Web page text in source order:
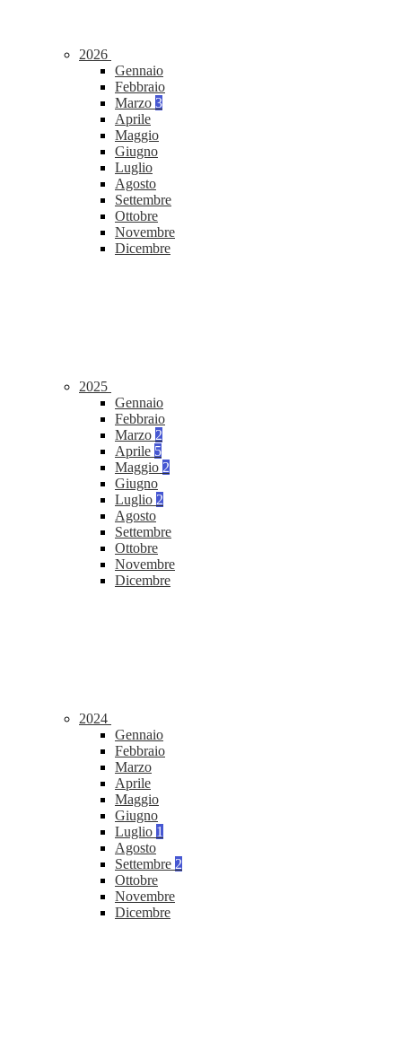
2026
Gennaio
Febbraio
Marzo 3
Aprile
Maggio
Giugno
Luglio
Agosto
Settembre
Ottobre
Novembre
Dicembre
2025
Gennaio
Febbraio
Marzo 2
Aprile 5
Maggio 2
Giugno
Luglio 2
Agosto
Settembre
Ottobre
Novembre
Dicembre
2024
Gennaio
Febbraio
Marzo
Aprile
Maggio
Giugno
Luglio 1
Agosto
Settembre 2
Ottobre
Novembre
Dicembre